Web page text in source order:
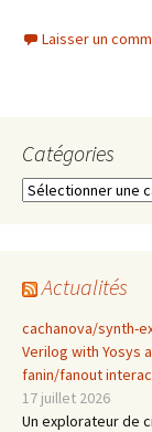
Laisser un
Catégories
Catégories
Actualités
cachanova/synth-
Verilog with Yosys
fanin/fanout
17 juillet 2026
Un explorateur de